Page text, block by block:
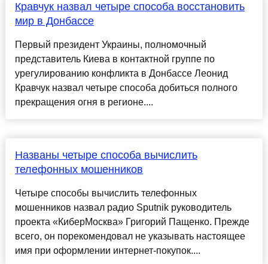
Кравчук назвал четыре способа восстановить
мир в Донбассе
Первый президент Украины, полномочный
представитель Киева в контактной группе по
урегулированию конфликта в Донбассе Леонид
Кравчук назвал четыре способа добиться полного
прекращения огня в регионе....
Названы четыре способа вычислить
телефонных мошенников
Четыре способы вычислить телефонных
мошенников назвал радио Sputnik руководитель
проекта «КиберМосква» Григорий Пащенко. Прежде
всего, он порекомендовал не указывать настоящее
имя при оформлении интернет-покупок....